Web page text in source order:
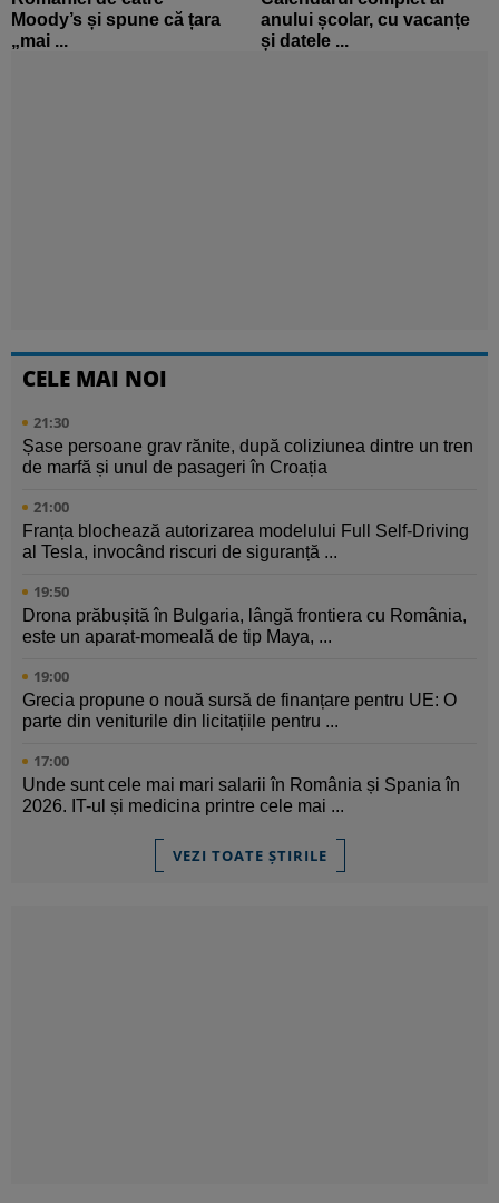
Moody’s și spune că țara
„mai ...
anului școlar, cu vacanțe
și datele ...
CELE MAI NOI
21:30
Șase persoane grav rănite, după coliziunea dintre un tren
de marfă și unul de pasageri în Croația
21:00
Franța blochează autorizarea modelului Full Self-Driving
al Tesla, invocând riscuri de siguranță ...
19:50
Drona prăbușită în Bulgaria, lângă frontiera cu România,
este un aparat-momeală de tip Maya, ...
19:00
Grecia propune o nouă sursă de finanțare pentru UE: O
parte din veniturile din licitațiile pentru ...
17:00
Unde sunt cele mai mari salarii în România și Spania în
2026. IT-ul și medicina printre cele mai ...
VEZI TOATE ȘTIRILE